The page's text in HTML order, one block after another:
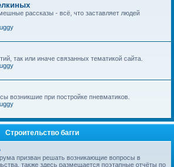
рассказы - всё, что заставляет людей
так или иначе связанных тематикой сайта.
возникшие при постройке пневматиков.
Строительство багги
призван решать возникающие вопросы в
также здесь размещается поэтапные отчёты по